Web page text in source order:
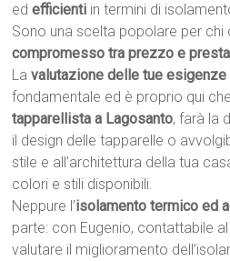
edefficienti in termini di
Sono una scelta popolare per
compromesso tra prezzo e
Lavalutazione delle tue esigenze
fondamentale ed è proprio qui
tapparellista a Lagosanto, farà la
il design delle tapparelle o
stile e all’architettura della tua
colori e stili disponibili.
Neppure l’isolamento termico ed
parte: con Eugenio, contattabile
valutare il miglioramento